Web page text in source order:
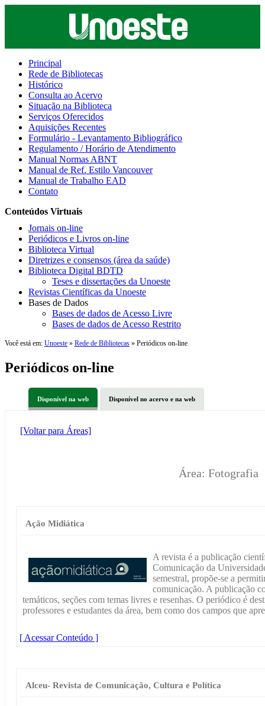
Principal
Rede de Bibliotecas
Histórico
Consulta ao Acervo
Situação na Biblioteca
Serviços Oferecidos
Aquisições Recentes
Formulário - Levantamento Bibliográfico
Regulamento / Horário de Atendimento
Manual Normas ABNT
Manual de Ref. Estilo Vancouver
Manual de Trabalho EAD
Contato
Conteúdos Virtuais
Jornais on-line
Periódicos e Livros on-line
Biblioteca Virtual
Diretrizes e consensos (área da saúde)
Biblioteca Digital BDTD
Teses e dissertações da Unoeste
Revistas Científicas da Unoeste
Bases de Dados
Bases de dados de Acesso Livre
Bases de dados de Acesso Restrito
Você está em: Unoeste » Rede de Bibliotecas » Periódicos on-line
Periódicos on-line
Disponível na web Disponível no acervo e na web
[Voltar para Áreas]
Área: Fotografia
Ação Midiática
A revista é a publicação
Comunicação da
semestral, propõe-se a
comunicação. A publicação
temáticos, seções com temas livres e resenhas. O periódico é
professores e estudantes da área, bem como dos campos que
[ Acessar Conteúdo ]
Alceu- Revista de Comunicação, Cultura e Política